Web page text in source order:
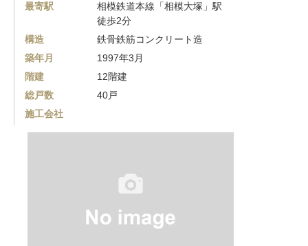
最寄駅
相模鉄道本線「相模大塚」駅
徒歩2分
構造
鉄骨鉄筋コンクリート造
築年月
1997年3月
階建
12階建
総戸数
40戸
施工会社